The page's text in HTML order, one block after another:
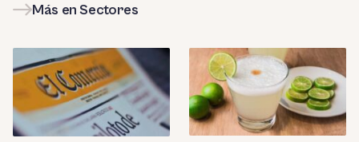
Más en Sectores